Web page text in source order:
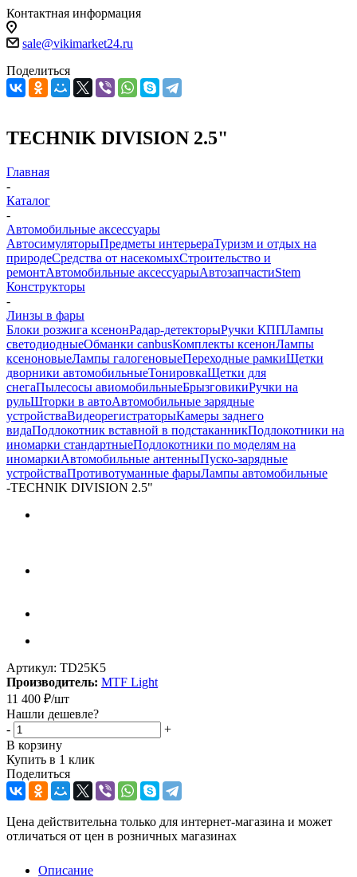
Контактная информация
sale@vikimarket24.ru
Поделиться
TECHNIK DIVISION 2.5"
Главная
-
Каталог
-
Автомобильные аксессуары
АвтосимуляторыПредметы интерьераТуризм и отдых на
природеСредства от насекомыхСтроительство и
ремонтАвтомобильные аксессуарыАвтозапчастиStem
Конструкторы
-
Линзы в фары
Блоки розжига ксенонРадар-детекторыРучки КППЛампы
светодиодныеОбманки canbusКомплекты ксенонЛампы
ксеноновыеЛампы галогеновыеПереходные рамкиЩетки
дворники автомобильныеТонировкаЩетки для
снегаПылесосы авиомобильныеБрызговикиРучки на
рульШторки в автоАвтомобильные зарядные
устройстваВидеорегистраторыКамеры заднего
видаПодлокотник вставной в подстаканникПодлокотники на
иномарки стандартныеПодлокотники по моделям на
иномаркиАвтомобильные антенныПуско-зарядные
устройстваПротивотуманные фарыЛампы автомобильные
-TECHNIK DIVISION 2.5"
Артикул: TD25K5
Производитель: MTF Light
11 400 ₽/шт
Нашли дешевле?
-
+
В корзину
Купить в 1 клик
Поделиться
Цена действительна только для интернет-магазина и может
отличаться от цен в розничных магазинах
Описание